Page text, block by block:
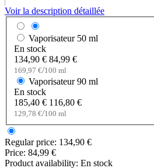
Voir la description détaillée
Vaporisateur 50 ml
En stock
134,90 € 84,99 €
169,97 €/100 ml
Vaporisateur 90 ml
En stock
185,40 € 116,80 €
129,78 €/100 ml
Regular price: 134,90 €
Price: 84,99 €
Product availability: En stock